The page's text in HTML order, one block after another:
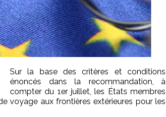
Sur la base des critères et conditions
énoncés dans la recommandation, à
compter du 1er juillet, les États membres
voyage aux frontières extérieures pour les